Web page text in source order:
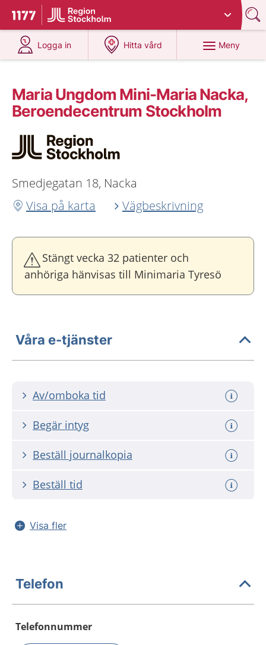
Till startsidan för 1177
Du har valt region
Logga in
på 1177.se
Hitta vård
på 1177.se
Meny
Maria Ungdom Mini-Maria Nacka,
Beroendecentrum Stockholm
Smedjegatan 18, Nacka
Visa på karta
Vägbeskrivning
Stängt vecka 32 patienter och
anhöriga hänvisas till Minimaria Tyresö
Våra e-tjänster
Av/omboka tid
Begär intyg
Beställ journalkopia
Beställ tid
Visa fler
Telefon
Telefonnummer